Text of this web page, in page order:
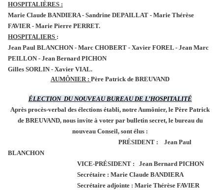
HOSPITALIÈRES :
Marie Claude BANDIERA - Sandrine DEPAILLAT - Marie Thérèse
FAVIER - Marie Pierre PERRET.
HOSPITALIERS :
Jean Paul BLANCHON - Marc CHOBERT - Xavier FOREL - Jean Marc
PEILLON - Jean Bernard PICHON
Gilles SORLIN - Xavier VIAL.
AUMÔNIER : Père Patrick de BREUVAND
ÉLECTION DU NOUVEAU BUREAU DE L’HOSPITALITÉ
Après procès-verbal des élections établi, notre Aumônier, le Père Patrick
de BREUVAND, nous invite à voter par bulletin secret, le bureau du
nouveau Conseil, sont élus :
PRÉSIDENT : Jean Paul
BLANCHON
VICE-PRÉSIDENT : Jean Bernard PICHON
Secrétaire : Marie Claude BANDIERA
Secrétaire adjointe : Marie Thérèse FAVIER